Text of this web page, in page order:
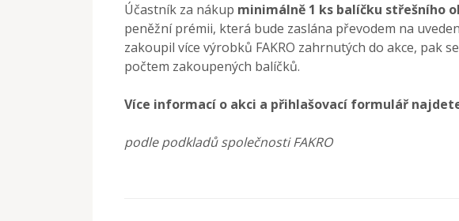
Účastník za nákup minimálně 1 ks balíčku střešního
peněžní prémii, která bude zaslána převodem na
zakoupil více výrobků FAKRO zahrnutých do akce, pak
počtem zakoupených balíčků.
Více informací o akci a přihlašovací formulář
podle podkladů společnosti FAKRO